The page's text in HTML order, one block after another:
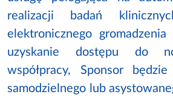
realizacji badań
elektronicznego gromadzenia
uzyskanie dostępu do
współpracy, Sponsor
samodzielnego lub